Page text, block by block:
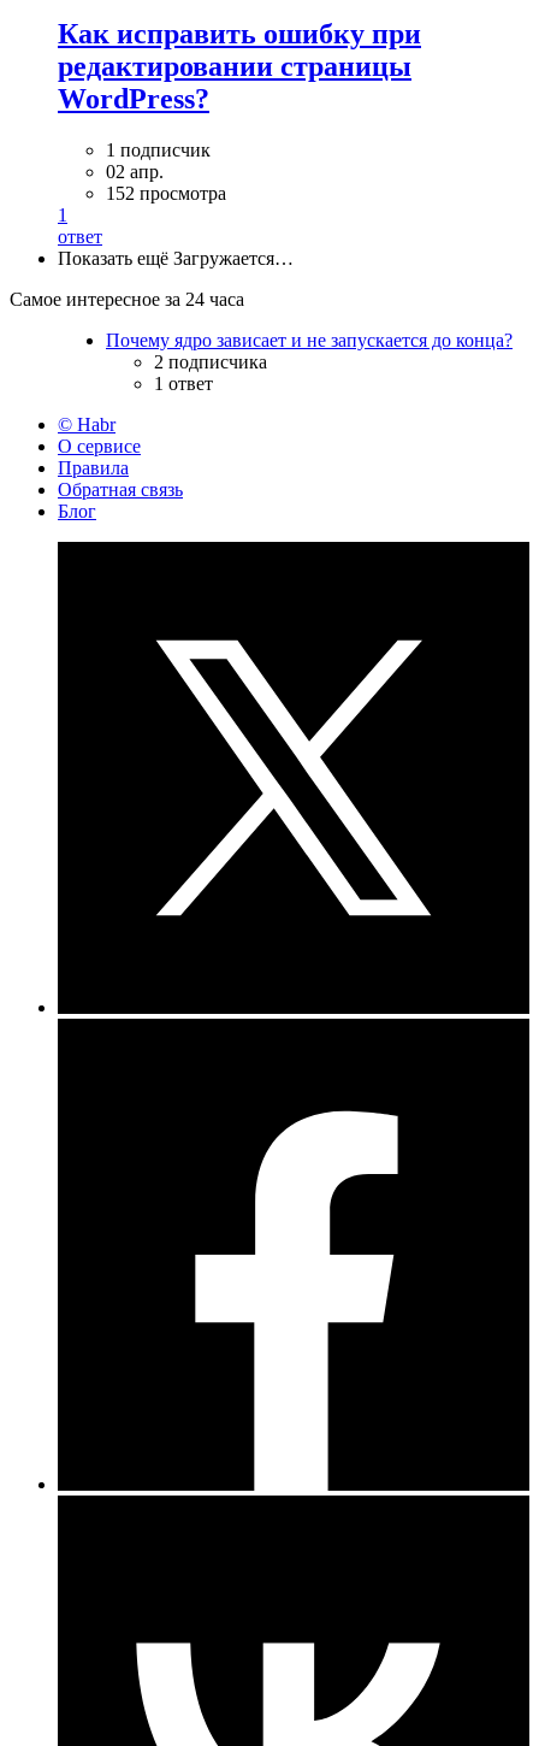
Как исправить ошибку при
редактировании страницы
WordPress?
1 подписчик
02 апр.
152 просмотра
1
ответ
Показать ещё Загружается…
Самое интересное за 24 часа
Почему ядро зависает и не запускается до конца?
2 подписчика
1 ответ
© Habr
О сервисе
Правила
Обратная связь
Блог